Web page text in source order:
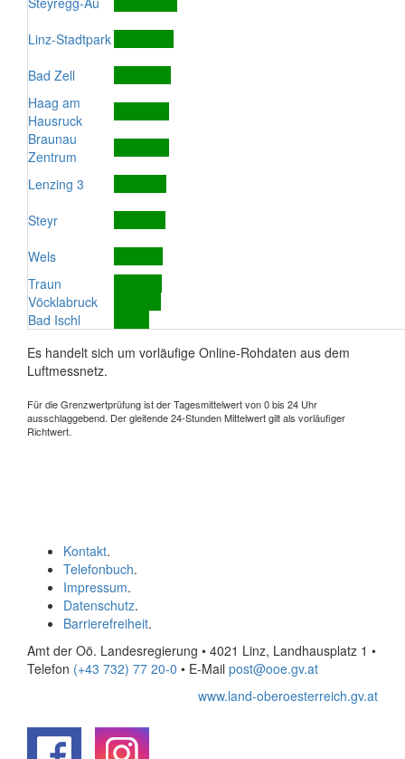
Linz-Stadtpark
Bad Zell
Haag am
Hausruck
Braunau
Zentrum
Lenzing 3
Steyr
Wels
Traun
Vöcklabruck
Bad Ischl
Es handelt sich um vorläufige Online-Rohdaten aus dem
Luftmessnetz.
Für die Grenzwertprüfung ist der Tagesmittelwert von 0 bis 24 Uhr
ausschlaggebend. Der gleitende 24-Stunden Mittelwert gilt als vorläufiger
Richtwert.
Kontakt.
Telefonbuch.
Impressum.
Datenschutz.
Barrierefreiheit.
Amt der Oö. Landesregierung • 4021 Linz, Landhausplatz 1 •
Telefon (+43 732) 77 20-0 • E-Mail post@ooe.gv.at
www.land-oberoesterreich.gv.at